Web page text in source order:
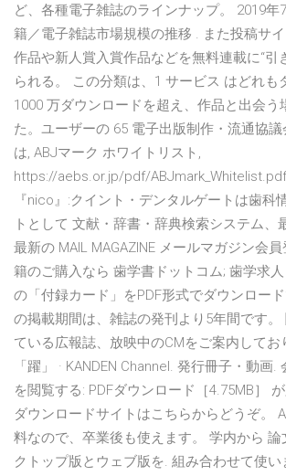
ど、各種電子雑誌のラインナップ。 2019年
籍／電子雑誌市場規模の推移 . また投稿サ
作品や新人賞入賞作品などを無料連載に“引
られる。 この分類は、1 サービス はどれも
1000 万ダウンロードを超え、作品と出会う
た。ユーザーの 65 電子出版制作・流通協議
は, ABJマーク ホワイトリスト,
https://aebs.or.jp/pdf/ABJmark_Whitelist.pdf
『nico』:クイント・デンタルゲートは歯科
トとして 文献・辞書・辞典検索システム、
最新の MAIL MAGAZINE メールマガジン会
籍のご購入なら 歯学書ドットコム; 歯学求
の「付録カード」をPDF形式でダウンロー
の掲載期間は、雑誌の発刊より5年間です。
ている広報誌、放映中のCMをご案内してお
「躍」 · KANDEN Channel. 発行冊子・動画
を閲覧する: PDFダウンロード［4.75MB］
ダウンロードサイトはこちらからどうぞ。
料なので、卒業後も使えます。 学内から 論
クトップ版とウェブ版を. 組み合わせて使い